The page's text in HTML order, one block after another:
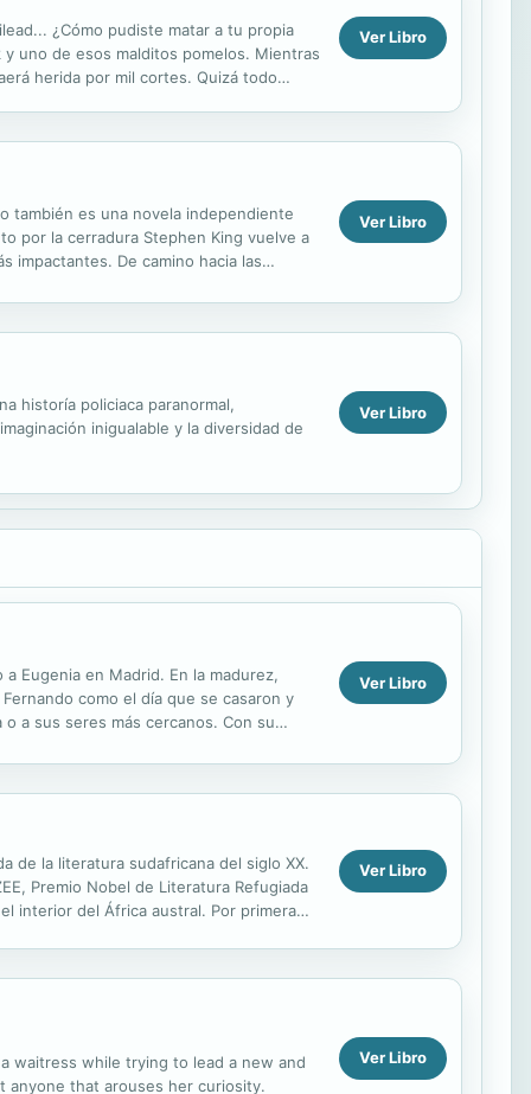
¿Cómo pudiste matar a tu propia
uno de esos malditos pomelos. Mientras
herida por mil cortes. Quizá todo
Ver Libro
también es una novela independiente
por la cerradura Stephen King vuelve a
impactantes. De camino hacia las
Ver Libro
historía policiaca paranormal,
inigualable y la diversidad de
Ver Libro
Eugenia en Madrid. En la madurez,
como el día que se casaron y
a sus seres más cercanos. Con su
Ver Libro
de la literatura sudafricana del siglo XX.
Premio Nobel de Literatura Refugiada
interior del África austral. Por primera
Ver Libro
waitress while trying to lead a new and
that arouses her curiosity.
Ver Libro